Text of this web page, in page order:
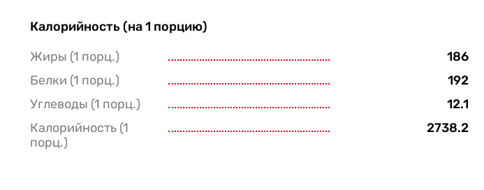
Калорийность (на 1 порцию)
Жиры (1 порц.)
186
Белки (1 порц.)
192
Углеводы (1 порц.)
12.1
Калорийность (1
порц.)
2738.2